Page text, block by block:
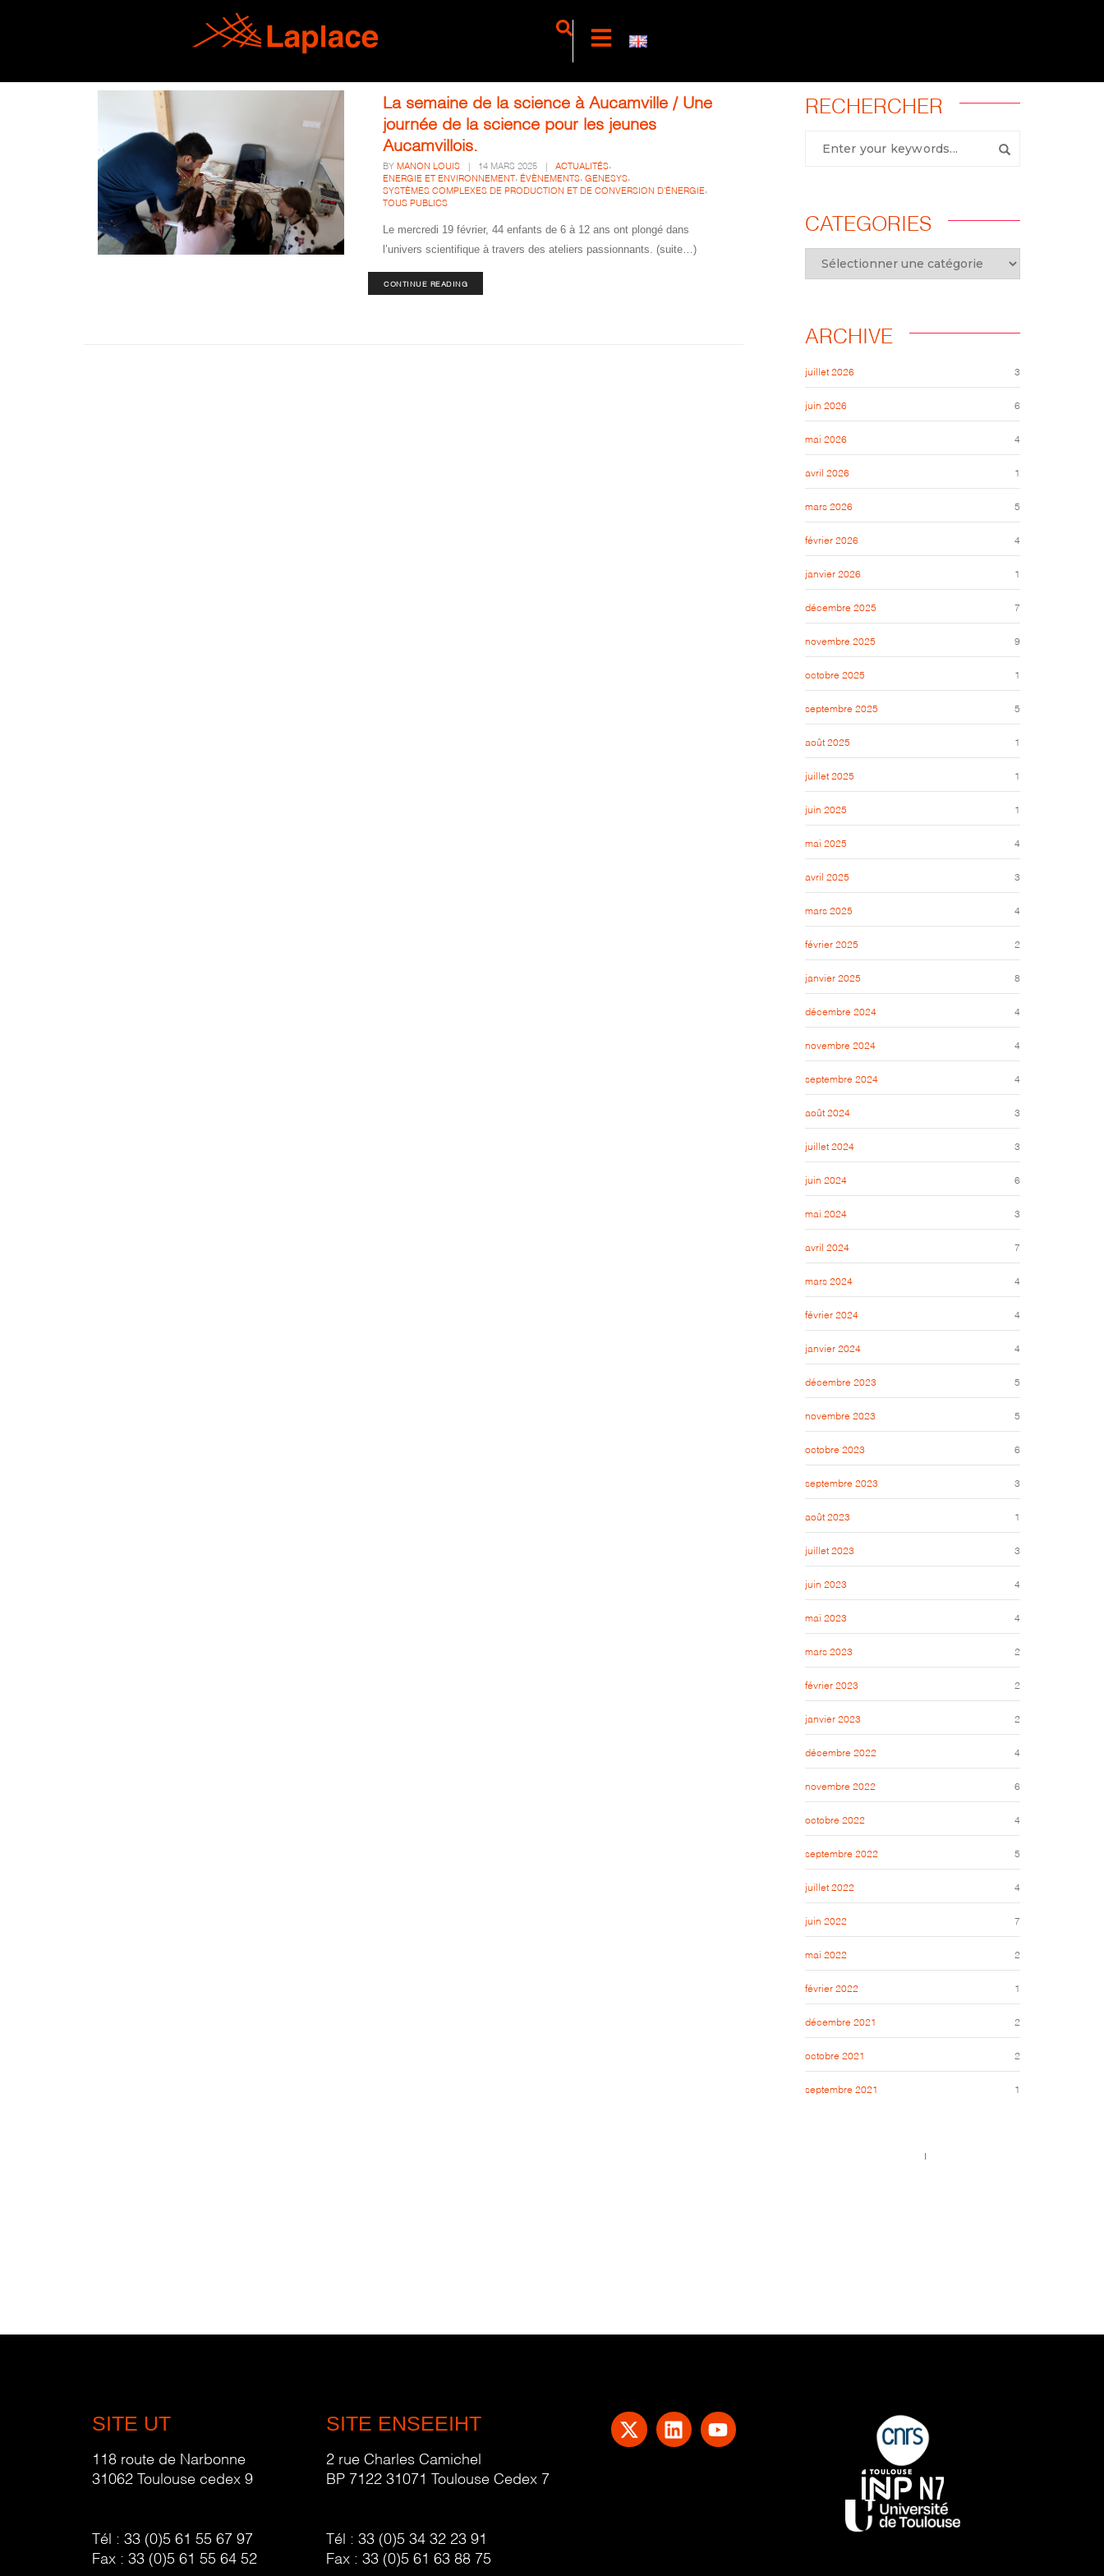
La semaine de la science à Aucamville / Une
journée de la science pour les jeunes
Aucamvillois.
BY MANON LOUIS 14 MARS 2025 ACTUALITÉS ,
ENERGIE ET ENVIRONNEMENT ,ÉVÈNEMENTS ,GENESYS ,
SYSTÈMES COMPLEXES DE PRODUCTION ET DE CONVERSION D'ÉNERGIE ,
TOUS PUBLICS
Le mercredi 19 février, 44 enfants de 6 à 12 ans ont plongé dans
l’univers scientifique à travers des ateliers passionnants. (suite…)
CONTINUE READING
RECHERCHER
CATEGORIES
ARCHIVE
juillet 2026 3
juin 2026 6
mai 2026 4
avril 2026 1
mars 2026 5
février 2026 4
janvier 2026 1
décembre 2025 7
novembre 2025 9
octobre 2025 1
septembre 2025 5
août 2025 1
juillet 2025 1
juin 2025 1
mai 2025 4
avril 2025 3
mars 2025 4
février 2025 2
janvier 2025 8
décembre 2024 4
novembre 2024 4
septembre 2024 4
août 2024 3
juillet 2024 3
juin 2024 6
mai 2024 3
avril 2024 7
mars 2024 4
février 2024 4
janvier 2024 4
décembre 2023 5
novembre 2023 5
octobre 2023 6
septembre 2023 3
août 2023 1
juillet 2023 3
juin 2023 4
mai 2023 4
mars 2023 2
février 2023 2
janvier 2023 2
décembre 2022 4
novembre 2022 6
octobre 2022 4
septembre 2022 5
juillet 2022 4
juin 2022 7
mai 2022 2
février 2022 1
décembre 2021 2
octobre 2021 2
septembre 2021 1
SITE UT
118 route de Narbonne
31062 Toulouse cedex 9
Tél : 33 (0)5 61 55 67 97
Fax : 33 (0)5 61 55 64 52
SITE ENSEEIHT
2 rue Charles Camichel
BP 7122 31071 Toulouse Cedex 7
Tél : 33 (0)5 34 32 23 91
Fax : 33 (0)5 61 63 88 75